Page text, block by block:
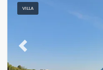
VILLA
Previous